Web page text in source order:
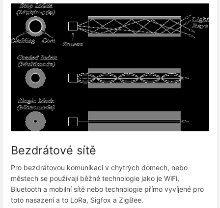
Bezdrátové sítě
Pro bezdrátovou komunikaci v chytrých domech, nebo
městech se používají běžné technologie jako je WiFi,
Bluetooth a mobilní sítě nebo technologie přímo vyvíjené pro
toto nasazení a to LoRa, Sigfox a ZigBee.